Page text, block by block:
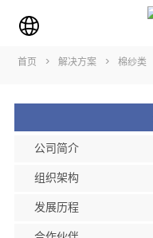
首页 > 解决方案 > 棉纱类
公司简介
组织架构
发展历程